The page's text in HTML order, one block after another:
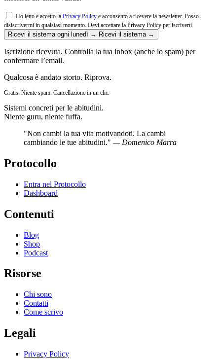
Ho letto e accetto la Privacy Policy e acconsento a ricevere la newsletter. Posso
disiscrivermi in qualsiasi momento. Devi accettare la Privacy Policy per iscriverti.
Ricevi il sistema ogni lunedì → Ricevi il sistema →
Iscrizione ricevuta. Controlla la tua inbox (anche lo spam) per
confermare l’email.
Qualcosa è andato storto. Riprova.
Gratis. Niente spam. Cancellazione in un clic.
Sistemi concreti per le abitudini.
Niente guru, niente fuffa.
"Non cambi la tua vita motivandoti. La cambi
cambiando le tue abitudini." — Domenico Marra
Protocollo
Entra nel Protocollo
Dashboard
Contenuti
Blog
Shop
Podcast
Risorse
Chi sono
Contatti
Come scrivo
Legali
Privacy Policy